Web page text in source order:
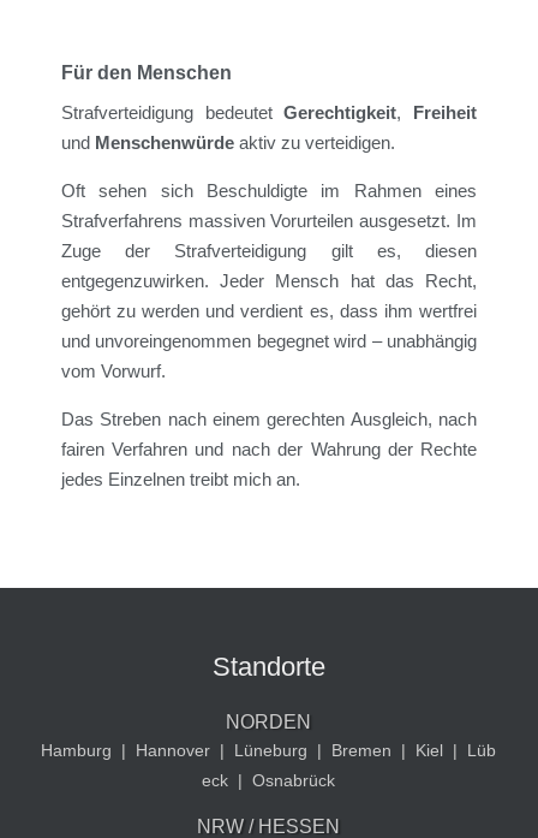
Für den Menschen
Strafverteidigung bedeutetGerechtigkeit, Freiheit
und Menschenwürdeaktiv zu verteidigen.
Oft sehen sich Beschuldigte im Rahmen eines
Strafverfahrens massiven Vorurteilen ausgesetzt. Im
Zuge der Strafverteidigung gilt es, diesen
entgegenzuwirken. Jeder Mensch hat das Recht,
gehört zu werden und verdient es, dass ihm wertfrei
und unvoreingenommen begegnet wird – unabhängig
vom Vorwurf.
Das Streben nach einem gerechten Ausgleich, nach
fairen Verfahren und nach der Wahrung der Rechte
jedes Einzelnen treibt mich an.
Standorte
NORDEN
Hamburg | Hannover | Lüneburg | Bremen | Kiel |
Lüb
eck | Osnabrück
NRW / HESSEN